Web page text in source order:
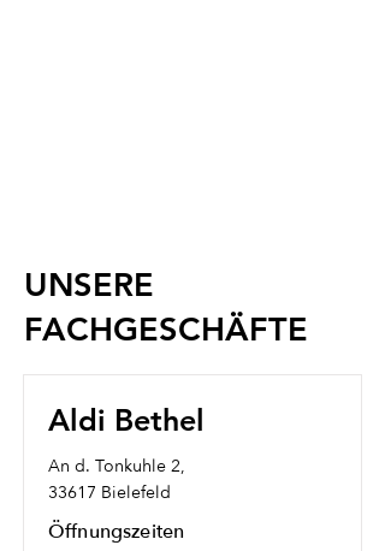
UNSERE
FACHGESCHÄFTE
Aldi Bethel
An d. Tonkuhle 2,
33617 Bielefeld
Öffnungszeiten